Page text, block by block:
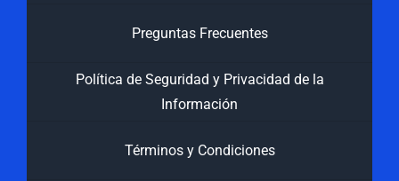
Preguntas Frecuentes
Política de Seguridad y Privacidad de la
Información
Términos y Condiciones